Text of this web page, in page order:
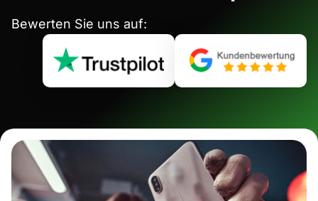
Bewerten Sie uns auf: